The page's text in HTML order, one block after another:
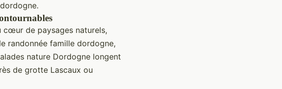
cœur de paysages naturels,
randonnée famille dordogne,
nature Dordogne longent
de grotte Lascaux ou